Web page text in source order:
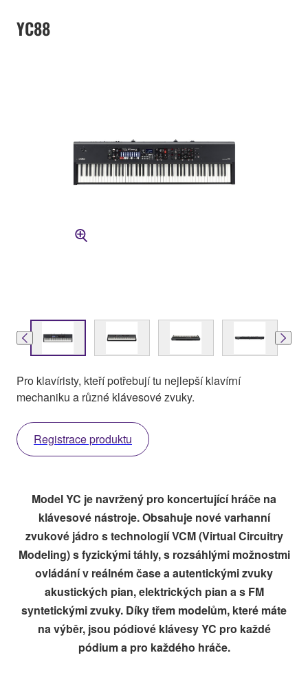
YC88
Pro klavíristy, kteří potřebují tu nejlepší klavírní
mechaniku a různé klávesové zvuky.
Registrace produktu
Model YC je navržený pro koncertující hráče na
klávesové nástroje. Obsahuje nové varhanní
zvukové jádro s technologií VCM (Virtual Circuitry
Modeling) s fyzickými táhly, s rozsáhlými možnostmi
ovládání v reálném čase a autentickými zvuky
akustických pian, elektrických pian a s FM
syntetickými zvuky. Díky třem modelům, které máte
na výběr, jsou pódiové klávesy YC pro každé
pódium a pro každého hráče.